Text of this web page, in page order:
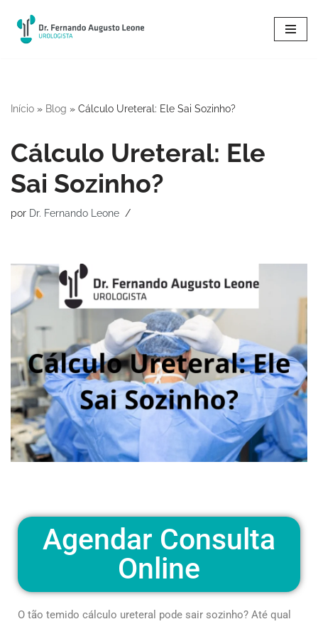
Pular
Início » Blog » Cálculo Ureteral: Ele Sai Sozinho?
Cálculo Ureteral: Ele
Sai Sozinho?
por Dr. Fernando Leone
Agendar Consulta
Online
O tão temido cálculo ureteral pode sair sozinho? Até qual